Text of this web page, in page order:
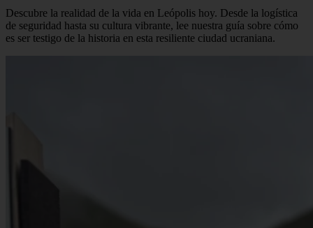
Descubre la realidad de la vida en Leópolis hoy. Desde la logística
de seguridad hasta su cultura vibrante, lee nuestra guía sobre cómo
es ser testigo de la historia en esta resiliente ciudad ucraniana.